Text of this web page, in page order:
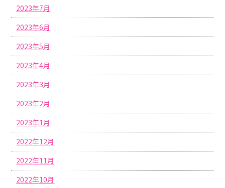
2023年7月
2023年6月
2023年5月
2023年4月
2023年3月
2023年2月
2023年1月
2022年12月
2022年11月
2022年10月